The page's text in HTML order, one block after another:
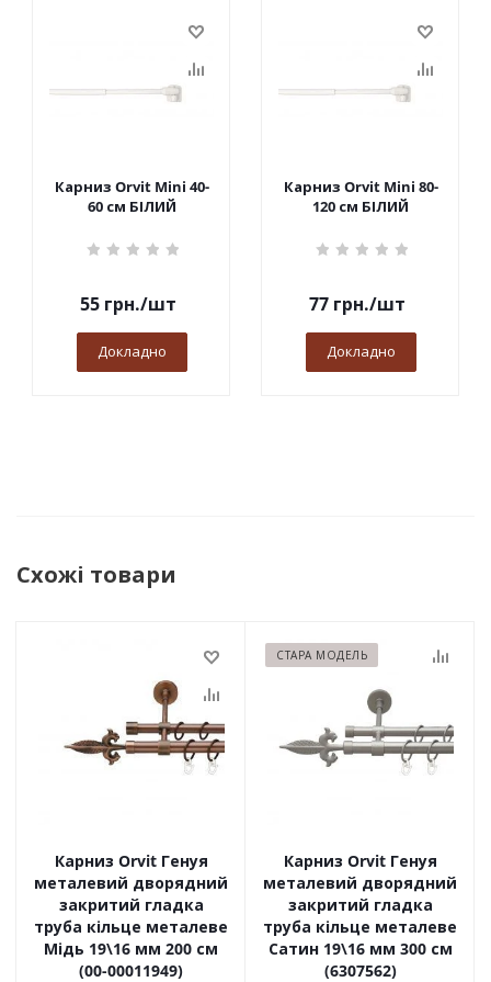
Карниз Orvit Mini 40-
60 см БІЛИЙ
55грн./шт
Докладно
Карниз Orvit Mini 80-
120 см БІЛИЙ
77грн./шт
Докладно
Схожі товари
Карниз Orvit Генуя
металевий дворядний
закритий гладка
труба кільце металеве
Мідь 19\16 мм 200 см
(00-00011949)
СТАРА МОДЕЛЬ
Карниз Orvit Генуя
металевий дворядний
закритий гладка
труба кільце металеве
Сатин 19\16 мм 300 см
(6307562)